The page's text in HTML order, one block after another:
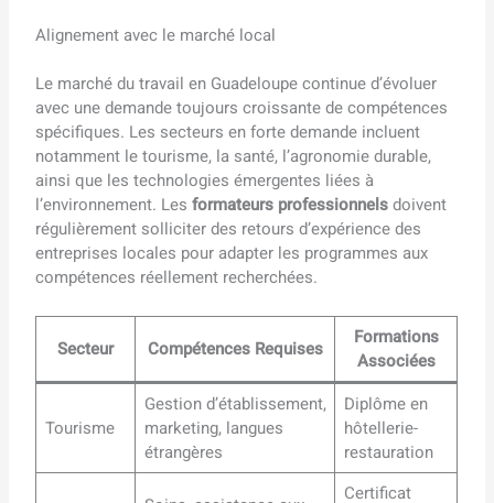
Alignement avec le marché local
Le marché du travail en Guadeloupe continue d’évoluer
avec une demande toujours croissante de compétences
spécifiques. Les secteurs en forte demande incluent
notamment le tourisme, la santé, l’agronomie durable,
ainsi que les technologies émergentes liées à
l’environnement. Lesformateurs professionnelsdoivent
régulièrement solliciter des retours d’expérience des
entreprises locales pour adapter les programmes aux
compétences réellement recherchées.
Secteur Compétences Requises
Formations
Associées
Tourisme
Gestion d’établissement,
marketing, langues
étrangères
Diplôme en
hôtellerie-
restauration
Certificat